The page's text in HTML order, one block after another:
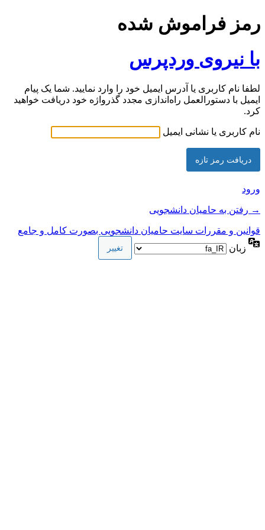
رمز فراموش شده
با نیروی وردپرس
لطفا نام کاربری یا آدرس ایمیل خود را وارد نمایید. شما یک پیام
ایمیل با دستورالعمل راه‌اندازی مجدد گذرواژه خود دریافت خواهید
کرد.
نام کاربری یا نشانی ایمیل
ورود
→ رفتن به حامیان دانشجویی
قوانین و مقررات سایت حامیان دانشجویی بصورت کامل و جامع
زبان